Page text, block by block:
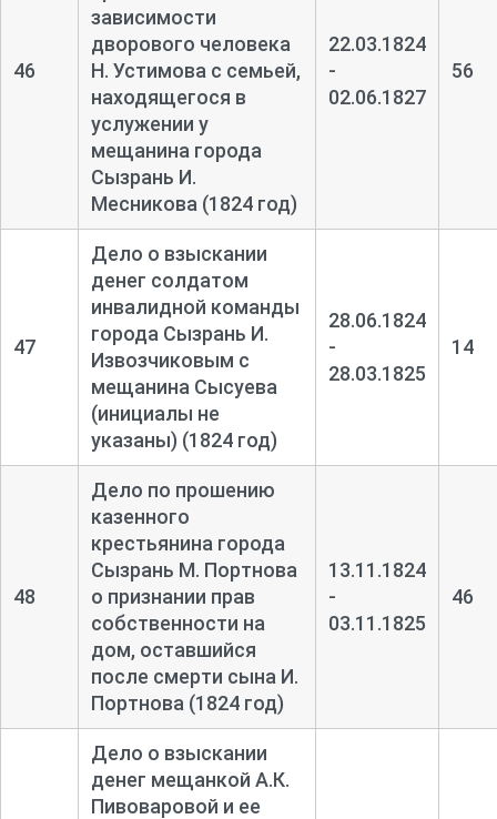
46
зависимости
дворового человека
Н. Устимова с семьей,
находящегося в
услужении у
мещанина города
Сызрань И.
Месникова (1824 год)
22.03.1824
-
02.06.1827
56
47
Дело о взыскании
денег солдатом
инвалидной команды
города Сызрань И.
Извозчиковым с
мещанина Сысуева
(инициалы не
указаны) (1824 год)
28.06.1824
-
28.03.1825
14
48
Дело по прошению
казенного
крестьянина города
Сызрань М. Портнова
о признании прав
собственности на
дом, оставшийся
после смерти сына И.
Портнова (1824 год)
13.11.1824
-
03.11.1825
46
Дело о взыскании
денег мещанкой А.К.
Пивоваровой и ее